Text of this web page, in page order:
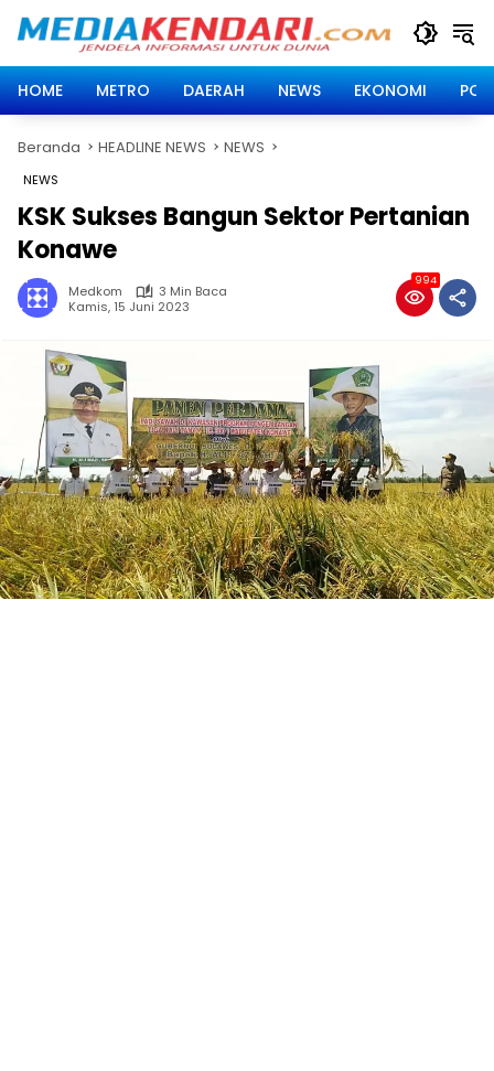
HOME
METRO DAERAH NEWS EKONOMI
Beranda HEADLINE NEWS NEWS
NEWS
KSK Sukses Bangun Sektor Pertanian
Konawe
Medkom
3 Min Baca
Kamis, 15 Juni 2023
994